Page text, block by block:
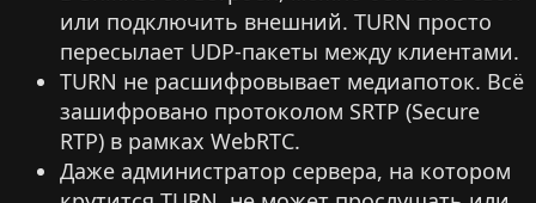
или подключить внешний. TURN просто
пересылает UDP-пакеты между клиентами.
TURN не расшифровывает медиапоток. Всё
зашифровано протоколом SRTP (Secure
RTP) в рамках WebRTC.
Даже администратор сервера, на котором